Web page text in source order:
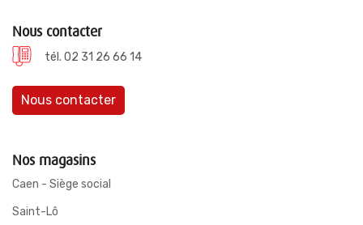
Nous contacter
tél. 02 31 26 66 14
Nous contacter
Nos magasins
Caen - Siège social
Saint-Lô